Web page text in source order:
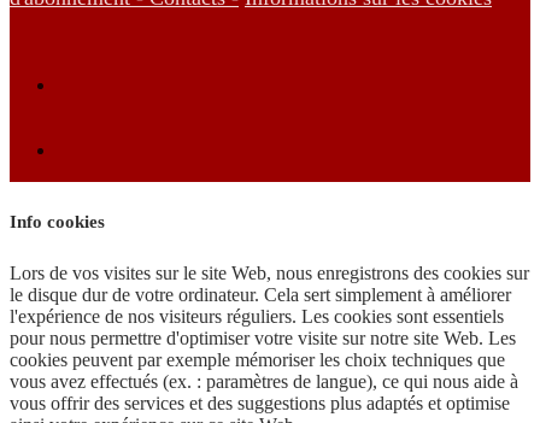
Info cookies
Lors de vos visites sur le site Web, nous enregistrons des cookies sur
le disque dur de votre ordinateur. Cela sert simplement à améliorer
l'expérience de nos visiteurs réguliers. Les cookies sont essentiels
pour nous permettre d'optimiser votre visite sur notre site Web. Les
cookies peuvent par exemple mémoriser les choix techniques que
vous avez effectués (ex. : paramètres de langue), ce qui nous aide à
vous offrir des services et des suggestions plus adaptés et optimise